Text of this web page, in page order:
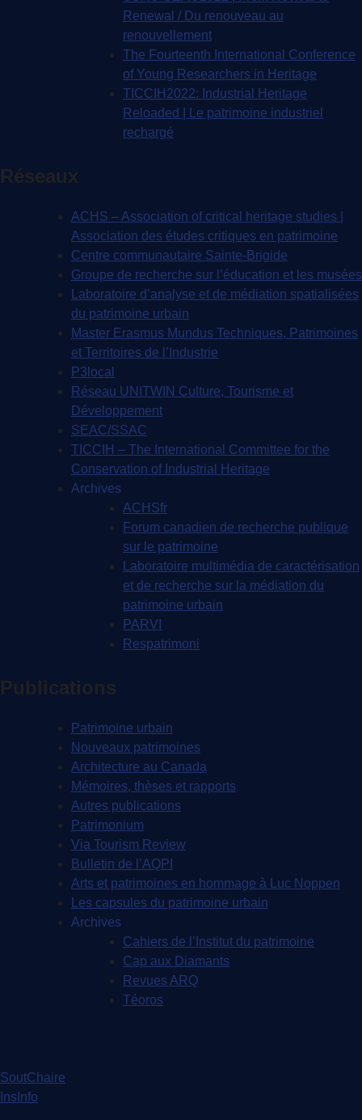
Renewal / Du renouveau au
renouvellement
The Fourteenth International Conference
of Young Researchers in Heritage
TICCIH2022: Industrial Heritage
Reloaded | Le patrimoine industriel
rechargé
Réseaux
ACHS – Association of critical heritage studies |
Association des études critiques en patrimoine
Centre communautaire Sainte-Brigide
Groupe de recherche sur l’éducation et les musées
Laboratoire d’analyse et de médiation spatialisées
du patrimoine urbain
Master Erasmus Mundus Techniques, Patrimoines
et Territoires de l’Industrie
P3local
Réseau UNITWIN Culture, Tourisme et
Développement
SEAC/SSAC
TICCIH – The International Committee for the
Conservation of Industrial Heritage
Archives
ACHSfr
Forum canadien de recherche publique
sur le patrimoine
Laboratoire multimédia de caractérisation
et de recherche sur la médiation du
patrimoine urbain
PARVI
Respatrimoni
Publications
Patrimoine urbain
Nouveaux patrimoines
Architecture au Canada
Mémoires, thèses et rapports
Autres publications
Patrimonium
Via Tourism Review
Bulletin de l’AQPI
Arts et patrimoines en hommage à Luc Noppen
Les capsules du patrimoine urbain
Archives
Cahiers de l’Institut du patrimoine
Cap aux Diamants
Revues ARQ
Téoros
SoutChaire
InsInfo